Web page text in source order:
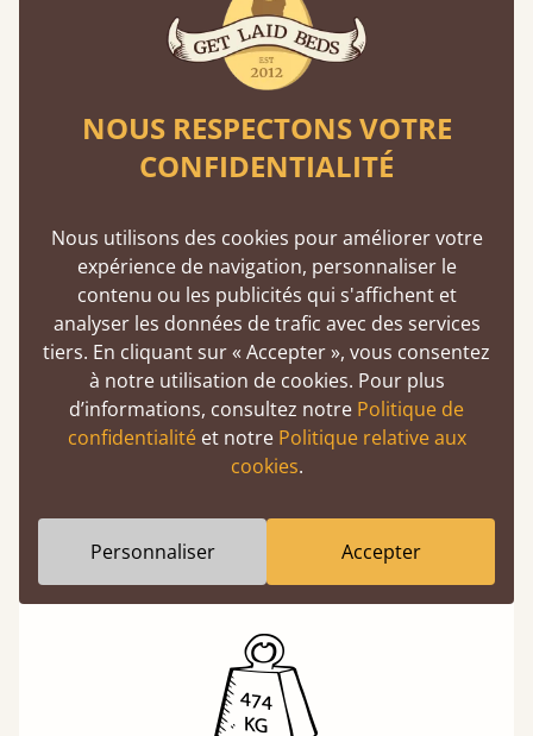
Get Laid Beds, un choix définitif : l'assurance
d'un lit à l'épreuve du temps. Nous passons
donc qu’il soit fait pour durer.
En savoir plus
De l'atelier à votre chambre
Un produit de qualité premium peut tout à fait
être abordable si vous l'achetez directement
NOUS RESPECTONS VOTRE
CONFIDENTIALITÉ
Nous utilisons des cookies pour améliorer votre
expérience de navigation, personnaliser le
contenu ou les publicités qui s'affichent et
analyser les données de trafic avec des services
tiers. En cliquant sur « Accepter », vous consentez
à notre utilisation de cookies. Pour plus
d’informations, consultez notre Politique de
confidentialitéet notre Politique relative aux
cookies.
Personnaliser Accepter